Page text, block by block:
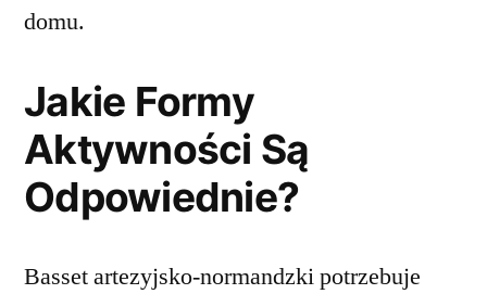
domu.
Jakie Formy
Aktywności Są
Odpowiednie?
Basset artezyjsko-normandzki potrzebuje